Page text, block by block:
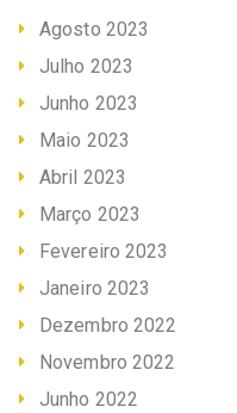
Agosto 2023
Julho 2023
Junho 2023
Maio 2023
Abril 2023
Março 2023
Fevereiro 2023
Janeiro 2023
Dezembro 2022
Novembro 2022
Junho 2022